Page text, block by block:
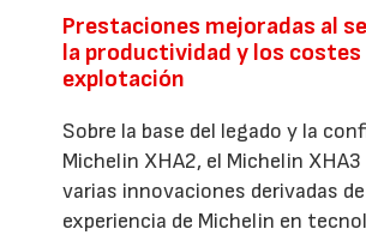
Prestaciones mejoradas al
la productividad y los costes
explotación
Sobre la base del legado y la
Michelin XHA2, el Michelin
varias innovaciones derivadas
experiencia de Michelin en